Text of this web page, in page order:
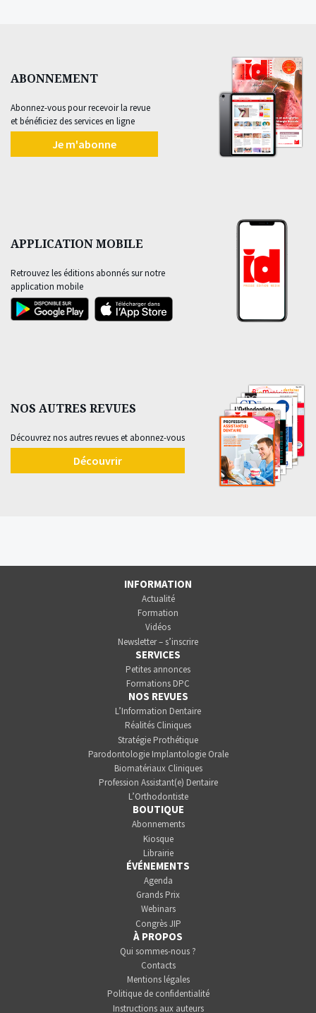
ABONNEMENT
Abonnez-vous pour recevoir la revue
et bénéficiez des services en ligne
Je m'abonne
APPLICATION MOBILE
Retrouvez les éditions abonnés sur notre
application mobile
NOS AUTRES REVUES
Découvrez nos autres revues et abonnez-vous
Découvrir
INFORMATION
Actualité
Formation
Vidéos
Newsletter – s’inscrire
SERVICES
Petites annonces
Formations DPC
NOS REVUES
L’Information Dentaire
Réalités Cliniques
Stratégie Prothétique
Parodontologie Implantologie Orale
Biomatériaux Cliniques
Profession Assistant(e) Dentaire
L’Orthodontiste
BOUTIQUE
Abonnements
Kiosque
Librairie
ÉVÉNEMENTS
Agenda
Grands Prix
Webinars
Congrès JIP
À PROPOS
Qui sommes-nous ?
Contacts
Mentions légales
Politique de confidentialité
Instructions aux auteurs